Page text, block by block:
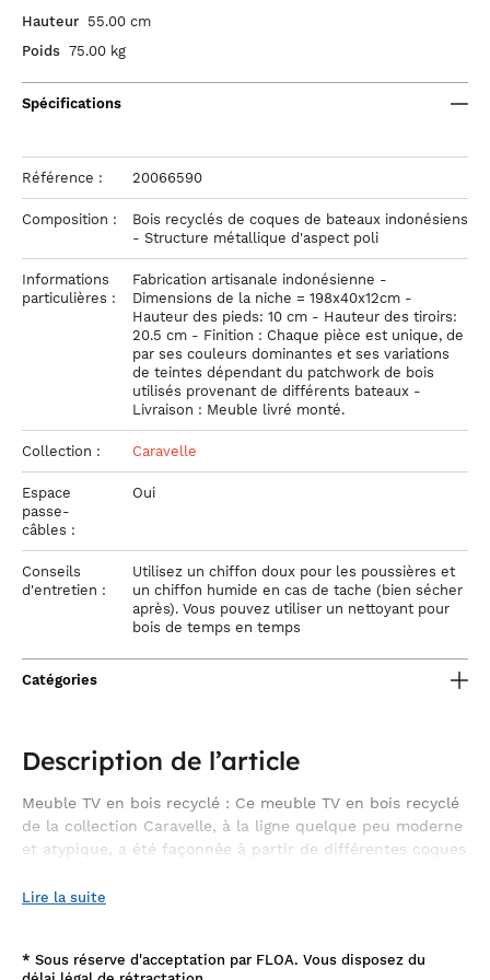
Hauteur 55.00 cm
Poids 75.00 kg
Spécifications
Référence : 20066590
Composition :
Bois recyclés de coques de bateaux indonésiens
- Structure métallique d'aspect poli
Informations
particulières :
Fabrication artisanale indonésienne -
Dimensions de la niche = 198x40x12cm -
Hauteur des pieds: 10 cm - Hauteur des tiroirs:
20.5 cm - Finition : Chaque pièce est unique, de
par ses couleurs dominantes et ses variations
de teintes dépendant du patchwork de bois
utilisés provenant de différents bateaux -
Livraison : Meuble livré monté.
Collection : Caravelle
Espace
passe-
câbles :
Oui
Conseils
d'entretien :
Utilisez un chiffon doux pour les poussières et
un chiffon humide en cas de tache (bien sécher
après). Vous pouvez utiliser un nettoyant pour
bois de temps en temps
Catégories
Description de l’article
Meuble TV en bois recyclé : Ce meuble TV en bois recyclé
de la collection Caravelle, à la ligne quelque peu moderne
et atypique, a été façonnée à partir de différentes coques
De fabrication indonésienne et artisanale,ce meuble TV saura
Chacune des pièces utilisées se trouve être unique, la variation
Lire la suite
* Sous réserve d'acceptation par FLOA. Vous disposez du